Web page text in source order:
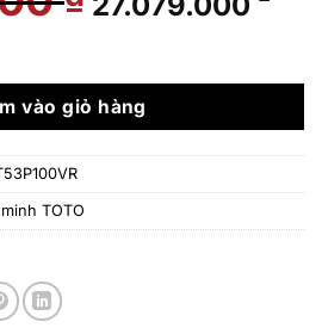
gốc
38.684.000 ₫.
là:
MS188VKW25#XW/T53P100VR
vào giỏ hàng
TOTO